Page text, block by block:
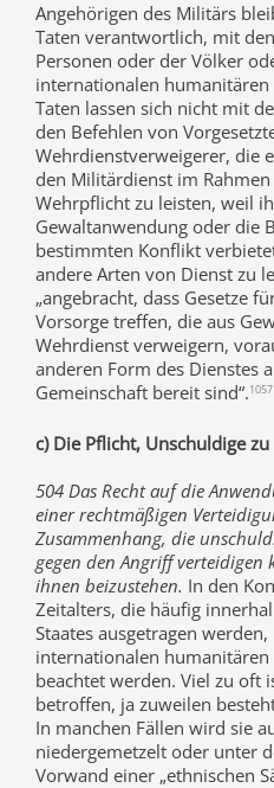
Angehörigen des Militärs
Taten verantwortlich, mit
Personen oder der Völker
internationalen humanitären
Taten lassen sich nicht mit
den Befehlen von
Wehrdienstverweigerer, die
den Militärdienst im
Wehrpflicht zu leisten, weil
Gewaltanwendung oder die
bestimmten Konflikt
andere Arten von Dienst zu
„angebracht, dass Gesetze
Vorsorge treffen, die aus
Wehrdienst verweigern,
anderen Form des Dienstes
Gemeinschaft bereit sind“.1057
c) Die Pflicht, Unschuldige
504 Das Recht auf die
einer rechtmäßigen
Zusammenhang, die
gegen den Angriff verteidigen
ihnen beizustehen. In den
Zeitalters, die häufig
Staates ausgetragen
internationalen humanitären
beachtet werden. Viel zu oft
betroffen, ja zuweilen
In manchen Fällen wird sie
niedergemetzelt oder unter
Vorwand einer „ethnischen